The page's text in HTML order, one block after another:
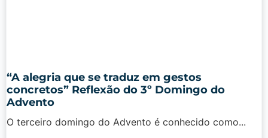
“A alegria que se traduz em gestos
concretos” Reflexão do 3º Domingo do
Advento
O terceiro domingo do Advento é conhecido como...